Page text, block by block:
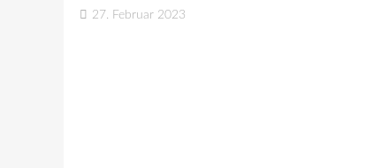
27. Februar 2023